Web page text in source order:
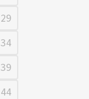
29
34
39
44